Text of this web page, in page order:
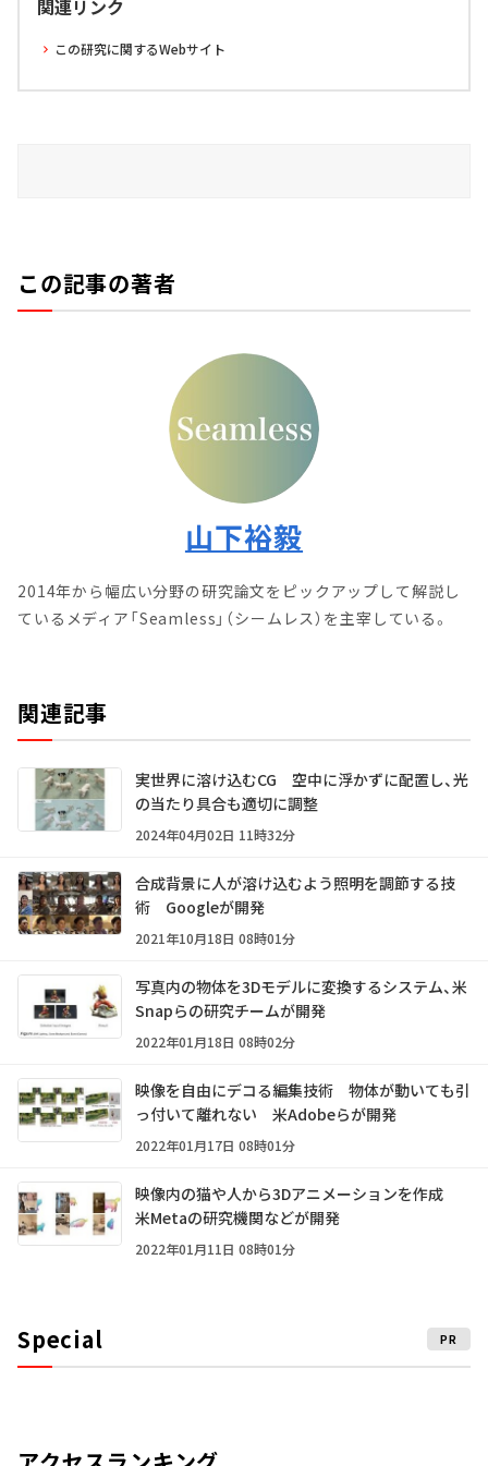
関連リンク
この研究に関するWebサイト
この記事の著者
山下裕毅
2014年から幅広い分野の研究論文をピックアップして解説し
ているメディア「Seamless」（シームレス）を主宰している。
関連記事
実世界に溶け込むCG 空中に浮かずに配置し、光
の当たり具合も適切に調整
2024年04月02日 11時32分
合成背景に人が溶け込むよう照明を調節する技
術 Googleが開発
2021年10月18日 08時01分
写真内の物体を3Dモデルに変換するシステム、米
Snapらの研究チームが開発
2022年01月18日 08時02分
映像を自由にデコる編集技術 物体が動いても引
っ付いて離れない 米Adobeらが開発
2022年01月17日 08時01分
映像内の猫や人から3Dアニメーションを作成
米Metaの研究機関などが開発
2022年01月11日 08時01分
Special PR